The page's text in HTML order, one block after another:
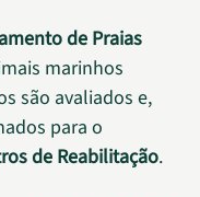
de Praias
marinhos
são avaliados e,
para o
de Reabilitação.